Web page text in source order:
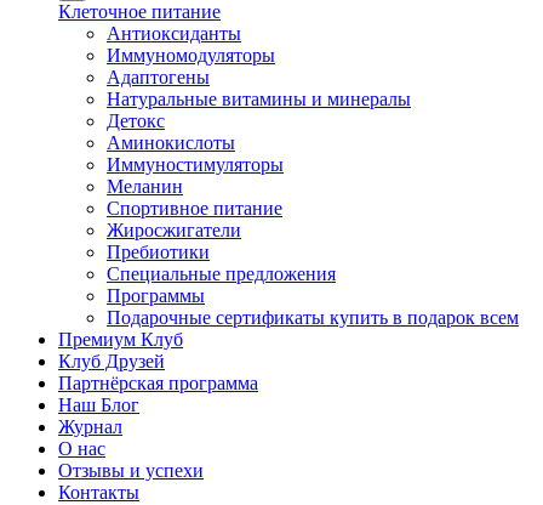
Клеточное питание
Антиоксиданты
Иммуномодуляторы
Адаптогены
Натуральные витамины и минералы
Детокс
Аминокислоты
Иммуностимуляторы
Меланин
Спортивное питание
Жиросжигатели
Пребиотики
Специальные предложения
Программы
Подарочные сертификаты купить в подарок всем
Премиум Клуб
Клуб Друзей
Партнёрская программа
Наш Блог
Журнал
О нас
Отзывы и успехи
Контакты